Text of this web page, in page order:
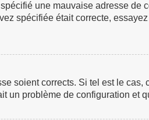
une mauvaise adresse de
spécifiée était correcte,
soient corrects. Si tel est le cas,
problème de configuration et